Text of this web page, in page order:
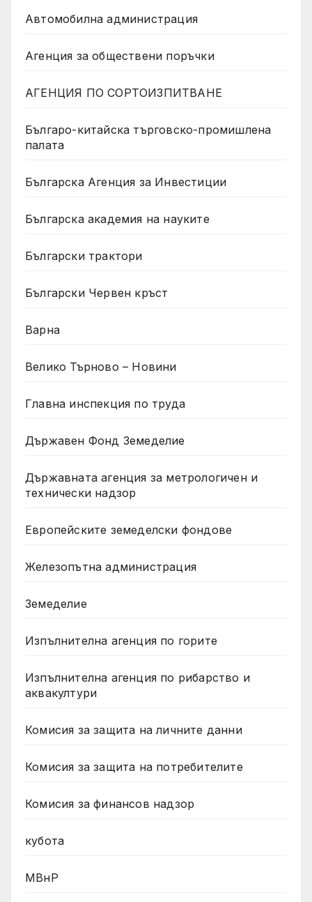
Автомобилна администрация
Агенция за обществени поръчки
АГЕНЦИЯ ПО СОРТОИЗПИТВАНЕ
Българо-китайска търговско-промишлена
палата
Българска Агенция за Инвестиции
Българска академия на науките
Български трактори
Български Червен кръст
Варна
Велико Търново – Новини
Главна инспекция по труда
Държавен Фонд Земеделие
Държавната агенция за метрологичен и
технически надзор
Европейските земеделски фондове
Железопътна администрация
Земеделие
Изпълнителна агенция по горите
Изпълнителна агенция по рибарство и
аквакултури
Комисия за защита на личните данни
Комисия за защита на потребителите
Комисия за финансов надзор
кубота
МВнР